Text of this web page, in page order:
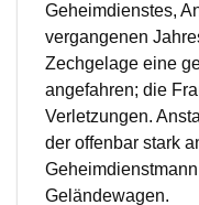
Geheimdienstes,
vergangenen
Zechgelage eine
angefahren; die
Verletzungen.
der offenbar stark
Geländewagen.